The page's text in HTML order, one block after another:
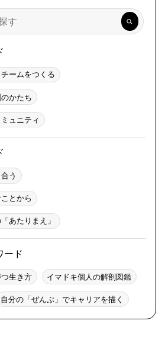
ームをつくる
かたち
ュニティ
う
とから
あたりまえ」
ード
生き方 イマドキ個人の解剖図鑑
自分の「ぜんぶ」でキャリアを描く